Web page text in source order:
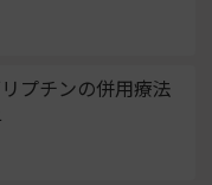
プチンの併用療法